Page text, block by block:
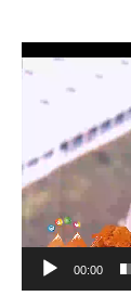
Player
00:00